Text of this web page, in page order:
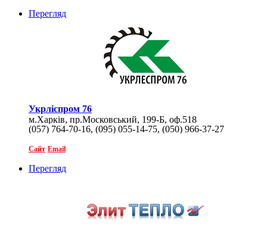
Перегляд
Укрліспром 76
м.Харків, пр.Московський, 199-Б, оф.518
(057) 764-70-16, (095) 055-14-75, (050) 966-37-27
Сайт Email
Перегляд